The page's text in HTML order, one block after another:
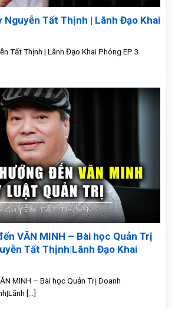
Nguyễn Tất Thịnh | Lãnh Đạo Khai
Tất Thịnh | Lãnh Đạo Khai Phóng EP 3
VĂN MINH – Bài học Quản Trị
Tất Thịnh|Lãnh Đạo Khai
MINH – Bài học Quản Trị Doanh
[...]